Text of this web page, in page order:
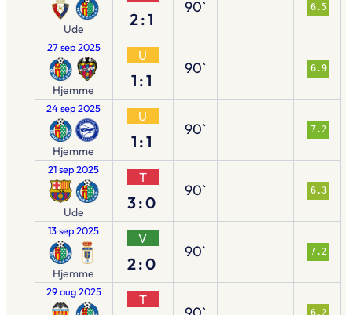
Ude 2:1
90` 6.5
27 sep 2025
Hjemme
U
1:1
90` 6.9
24 sep 2025
Hjemme
U
1:1
90` 7.2
21 sep 2025
Ude
T
3:0
90` 6.3
13 sep 2025
Hjemme
V
2:0
90` 7.2
29 aug 2025 T
6.2